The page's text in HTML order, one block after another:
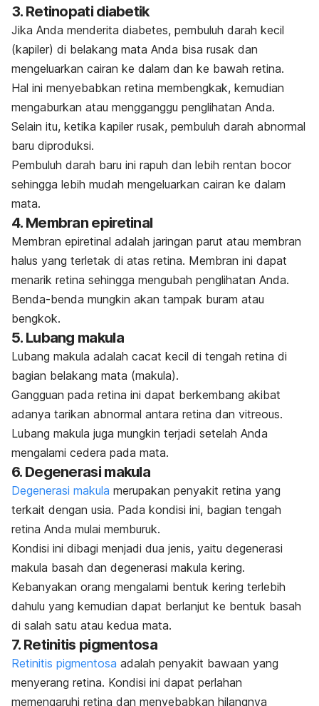
3. Retinopati diabetik
Jika Anda menderita diabetes, pembuluh darah kecil
(kapiler) di belakang mata Anda bisa rusak dan
mengeluarkan cairan ke dalam dan ke bawah retina.
Hal ini menyebabkan retina membengkak, kemudian
mengaburkan atau mengganggu penglihatan Anda.
Selain itu, ketika kapiler rusak, pembuluh darah abnormal
baru diproduksi.
Pembuluh darah baru ini rapuh dan lebih rentan bocor
sehingga lebih mudah mengeluarkan cairan ke dalam
mata.
4. Membran epiretinal
Membran epiretinal adalah jaringan parut atau membran
halus yang terletak di atas retina. Membran ini dapat
menarik retina sehingga mengubah penglihatan Anda.
Benda-benda mungkin akan tampak buram atau
bengkok.
5. Lubang makula
Lubang makula adalah cacat kecil di tengah retina di
bagian belakang mata (makula).
Gangguan pada retina ini dapat berkembang akibat
adanya tarikan abnormal antara retina dan vitreous.
Lubang makula juga mungkin terjadi setelah Anda
mengalami cedera pada mata.
6. Degenerasi makula
Degenerasi makula merupakan penyakit retina yang
terkait dengan usia. Pada kondisi ini, bagian tengah
retina Anda mulai memburuk.
Kondisi ini dibagi menjadi dua jenis, yaitu degenerasi
makula basah dan degenerasi makula kering.
Kebanyakan orang mengalami bentuk kering terlebih
dahulu yang kemudian dapat berlanjut ke bentuk basah
di salah satu atau kedua mata.
7. Retinitis pigmentosa
Retinitis pigmentosa adalah penyakit bawaan yang
menyerang retina. Kondisi ini dapat perlahan
memengaruhi retina dan menyebabkan hilangnya